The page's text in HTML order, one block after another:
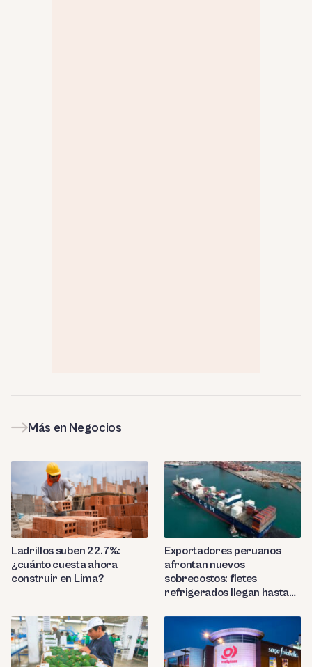
Más en Negocios
Ladrillos suben 22.7%:
¿cuánto cuesta ahora
construir en Lima?
Exportadores peruanos
afrontan nuevos
sobrecostos: fletes
refrigerados llegan hasta